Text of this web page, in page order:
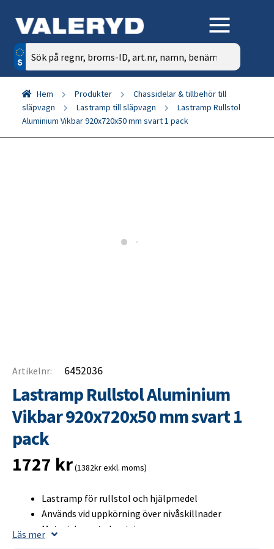
Sök
efter:
Hem Produkter
Chassidelar & tillbehör till
släpvagn
Lastramp till släpvagn
Lastramp Rullstol
Aluminium Vikbar 920x720x50 mm svart 1 pack
Artikelnr: 6452036
Lastramp Rullstol Aluminium
Vikbar 920x720x50 mm svart 1
pack
1727 kr(1382kr exkl. moms)
Lastramp för rullstol och hjälpmedel
Används vid uppkörning över nivåskillnader
Material: svart aluminium
Läs mer